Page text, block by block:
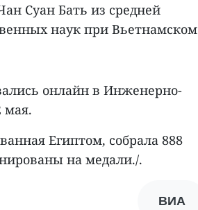
Суан Бать из средней
наук при Вьетнамском
онлайн в Инженерно-
мая.
Египтом, собрала 888
на медали./.
ВИА